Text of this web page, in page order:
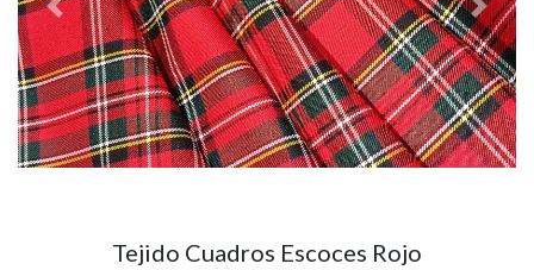
Previous Next
Tejido Cuadros Escoces Rojo